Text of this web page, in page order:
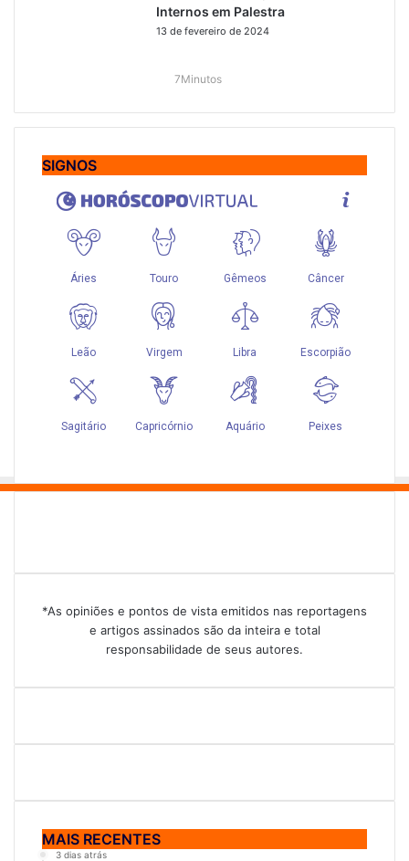
Internos em Palestra
13 de fevereiro de 2024
7Minutos
SIGNOS
*As opiniões e pontos de vista emitidos nas reportagens
e artigos assinados são da inteira e total
responsabilidade de seus autores.
MAIS RECENTES
3 dias atrás